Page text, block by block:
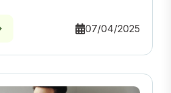
07/04/2025